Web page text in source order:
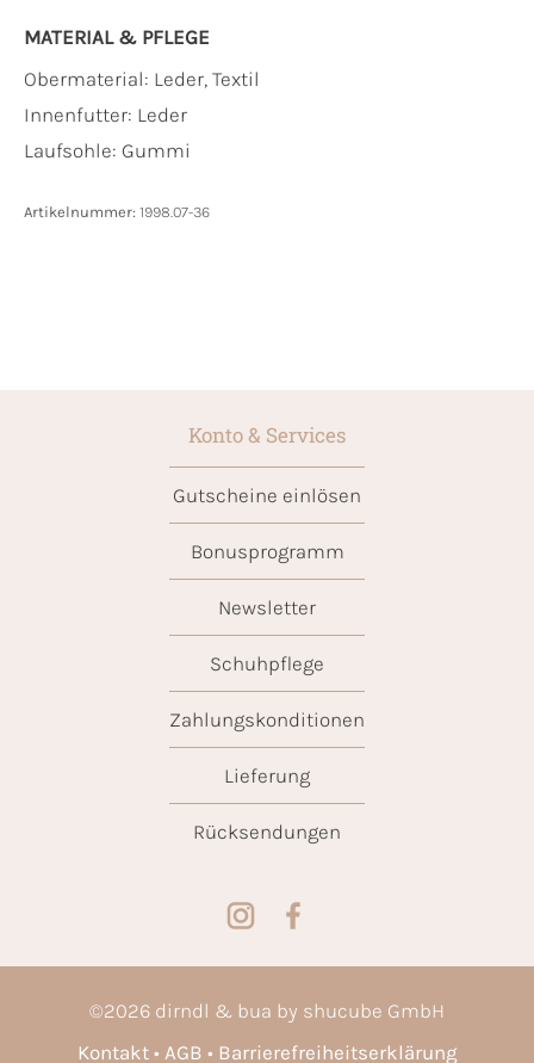
MATERIAL & PFLEGE
Obermaterial: Leder, Textil
Innenfutter: Leder
Laufsohle: Gummi
Artikelnummer: 1998.07-36
Konto & Services
Gutscheine einlösen
Bonusprogramm
Newsletter
Schuhpflege
Zahlungskonditionen
Lieferung
Rücksendungen
©2026 dirndl & bua by shucube GmbH
Kontakt
AGB Barrierefreiheitserklärung